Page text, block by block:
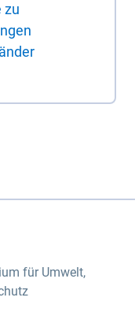
zu
für Umwelt,